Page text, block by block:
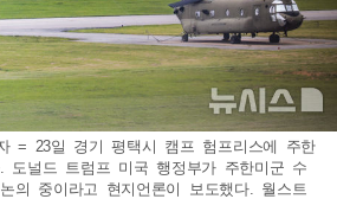
= 23일 경기 평택시 캠프 험프리스에 주한
도널드 트럼프 미국 행정부가 주한미군 수
의 중이라고 현지언론이 보도했다. 월스트